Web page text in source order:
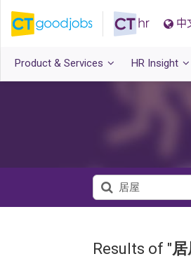
中
Product & Services HR Insight
Results of "